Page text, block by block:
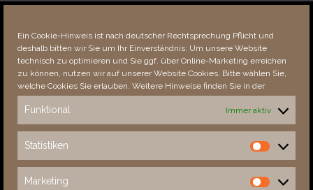
Ein Cookie-Hinweis ist nach deutscher Rechtsprechung Pflicht und
deshalb bitten wir Sie um Ihr Einverständnis: Um unsere Website
technisch zu optimieren und Sie ggf. über Online-Marketing erreichen
zu können, nutzen wir auf unserer Website Cookies. Bitte wählen Sie,
welche Cookies Sie erlauben. Weitere Hinweise finden Sie in der
Funktional Immer aktiv
Statistiken
Statistiken
Marketing
Marketing
Über dieses Portal
Fehler bemerkt?
Besucher seit 08/​2021